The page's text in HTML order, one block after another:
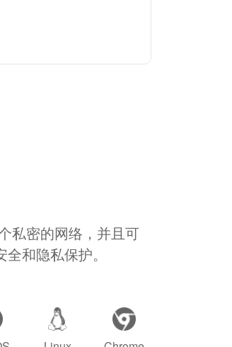
私密的网络，并且可
和隐私保护。